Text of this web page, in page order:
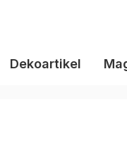
Dekoartikel